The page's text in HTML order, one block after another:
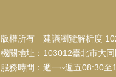
版權所有 建議瀏覽解析度
機關地址：103012臺北市大
服務時間：週一~週五08:30至